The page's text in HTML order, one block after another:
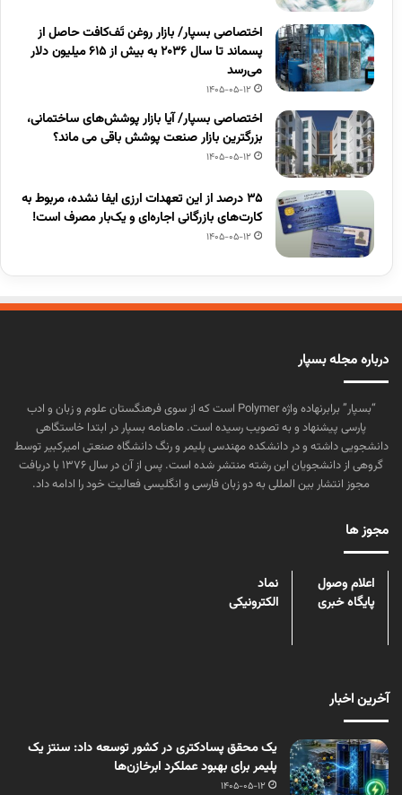
اختصاصی بسپار/ بازار روغن تَف‌کافت حاصل از
پسماند تا سال ۲۰۳۶ به بیش از ۶۱۵ میلیون دلار
می‌رسد
1405-05-12
اختصاصی بسپار/ آیا بازار پوشش‌های ساختمانی،
بزرگترین بازار صنعت پوشش باقی می ماند؟
1405-05-12
۳۵ درصد از این تعهدات ارزی ایفا نشده، مربوط به
کارت‌های بازرگانی اجاره‌ای و یک‌بار مصرف است!
1405-05-12
درباره مجله بسپار
“بسپار” برابرنهاده واژه Polymer است که از سوی فرهنگستان علوم و زبان و ادب
پارسی پیشنهاد و به تصویب رسیده است. ماهنامه بسپار در ابتدا خاستگاهی
دانشجویی داشته و در دانشکده مهندسی پلیمر و رنگ دانشگاه صنعتی امیرکبیر توسط
گروهی از دانشجویان این رشته منتشر شده است. پس از آن در سال ۱۳۷۶ با دریافت
مجوز انتشار بین المللی به دو زبان فارسی و انگلیسی فعالیت خود را ادامه داد.
مجوز ها
اعلام وصول
پایگاه خبری
نماد
الکترونیکی
آخرین اخبار
یک محقق پسادکتری در کشور توسعه داد: سنتز یک
پلیمر برای بهبود عملکرد ابرخازن‌ها
1405-05-12